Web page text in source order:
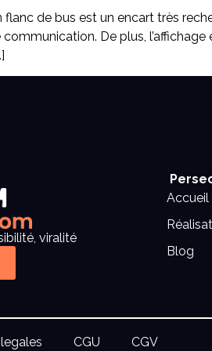
flanc de bus est un encart très
De plus,
viralité
Accueil
Blog
CGU CGV